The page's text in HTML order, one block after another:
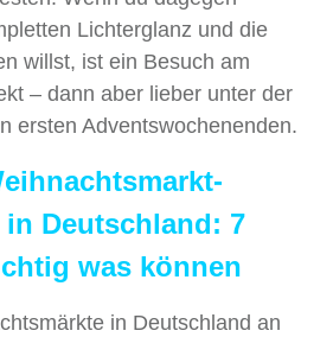
Lichterglanz und die
willst, ist ein Besuch am
– dann aber lieber unter der
ersten Adventswochenenden.
Deutschland: 7
was können
in Deutschland an